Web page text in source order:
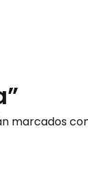
marcados